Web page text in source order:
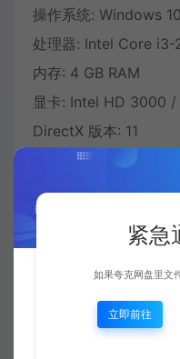
操作系统: Windows 10
处理器: Intel Core
内存: 4 GB RAM
显卡: Intel HD 3000
DirectX 版本: 11
操作系统: Windows
内存: 8 GB RAM
显卡: Nvidia
紧急
如果夸克网盘里文
立即前往